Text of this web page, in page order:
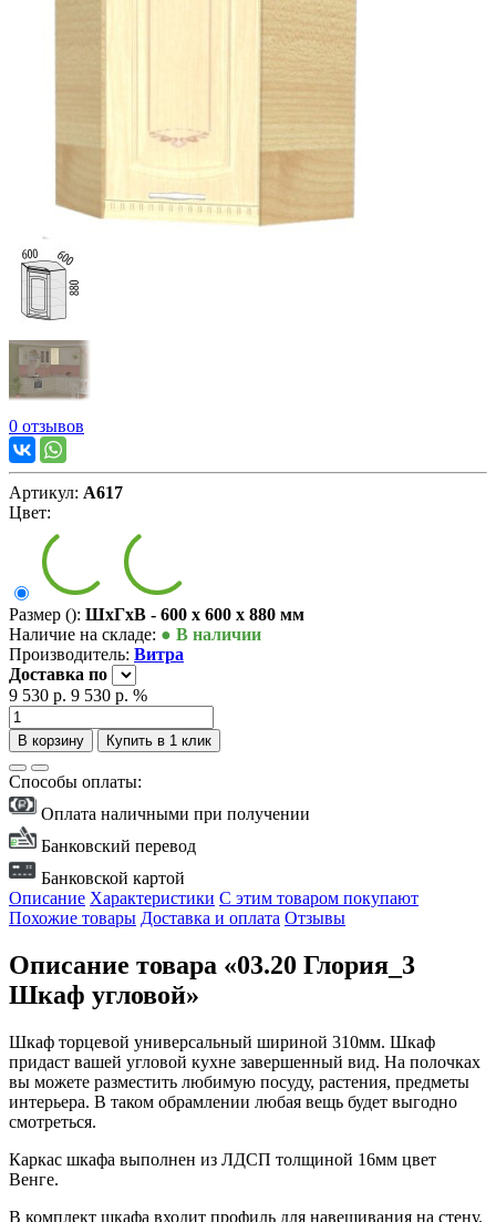
0 отзывов
Артикул: А617
Цвет:
Размер (): ШxГxВ - 600 x 600 x 880 мм
Наличие на складе: ● В наличии
Производитель: Витра
Доставка по
9 530 р. 9 530 р. %
В корзину Купить в 1 клик
Способы оплаты:
Оплата наличными при получении
Банковский перевод
Банковской картой
Описание Характеристики С этим товаром покупают
Похожие товары Доставка и оплата Отзывы
Описание товара «03.20 Глория_3
Шкаф угловой»
Шкаф торцевой универсальный шириной 310мм. Шкаф
придаст вашей угловой кухне завершенный вид. На полочках
вы можете разместить любимую посуду, растения, предметы
интерьера. В таком обрамлении любая вещь будет выгодно
смотреться.
Каркас шкафа выполнен из ЛДСП толщиной 16мм цвет
Венге.
В комплект шкафа входит профиль для навешивания на стену.